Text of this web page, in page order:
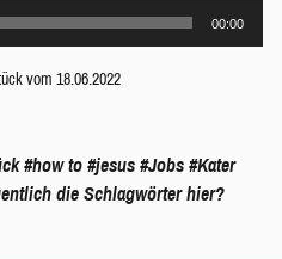
00:00
vom 18.06.2022
#how to #jesus #Jobs #Kater
die Schlagwörter hier?